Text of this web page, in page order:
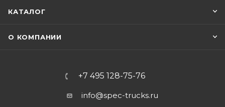
КАТАЛОГ
О КОМПАНИИ
+7 495 128-75-76
info@spec-trucks.ru